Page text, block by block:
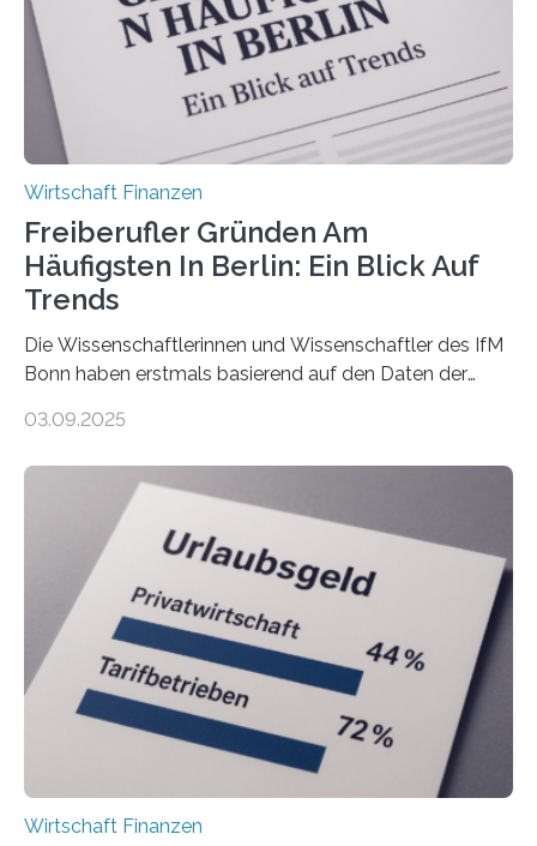
Nachfolgeregelung benötigen. Aber nur ein Drittel hat
bereits Regelungen…
Wirtschaft Finanzen
Freiberufler Gründen Am
Häufigsten In Berlin: Ein Blick Auf
Trends
Die Wissenschaftlerinnen und Wissenschaftler des IfM
Bonn haben erstmals basierend auf den Daten der
Landkreise mit den meisten Gründungen von
ist demnach Berlin. Betrachtet man nur die Gründungen
der Freiberuflerinnen, so liegt Leipzig an der Spitze. In
Berlin starteten in 2024 die meisten Personen in eine
eigene freiberufliche Existenz, dahinter folgten die
Städte Hamburg, München und Köln. Betrachtet man
hingegen die Existenzgründungsintensität – die Anzahl
der freiberuflichen Gründungen je…
03.09.2025
Wirtschaft Finanzen